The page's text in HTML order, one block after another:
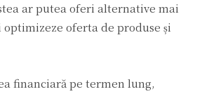
ar putea oferi alternative mai
oferta de produse și
financiară pe termen lung,